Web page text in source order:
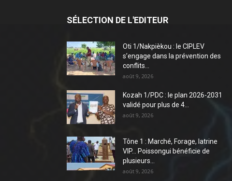
SÉLECTION DE L'EDITEUR
Oti 1/Nakpièkou : le CIPLEV
s’engage dans la prévention des
conflits...
août 9, 2026
Kozah 1/PDC : le plan 2026-2031
validé pour plus de 4...
août 9, 2026
Tône 1 : Marché, Forage, latrine
VIP… Poissongui bénéficie de
plusieurs...
août 9, 2026